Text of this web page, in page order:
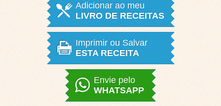
Adicionar ao meu
LIVRO DE RECEITAS
Imprimir ou Salvar
ESTA RECEITA
Envie pelo
WHATSAPP